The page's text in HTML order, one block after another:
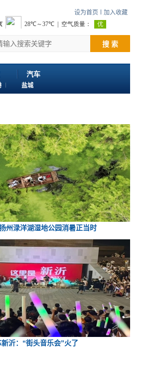
设为首页 加入收藏
讯网。 欢迎投稿：邮箱724922822@qq.com 客服
搜 索
汽车
盐城
州渌洋湖湿地公园消暑正当时
沂：“街头音乐会”火了